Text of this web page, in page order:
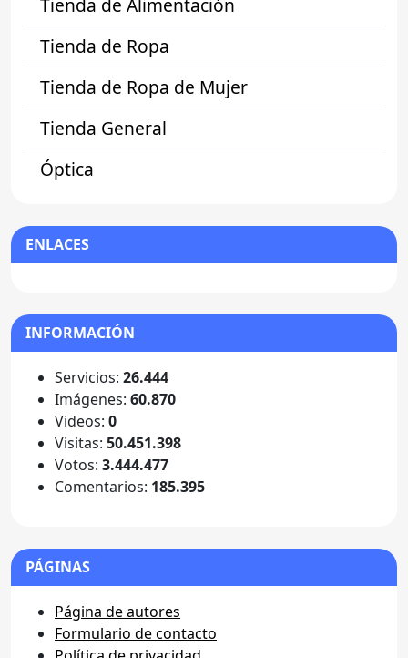
Tienda de Ropa
Tienda de Ropa de Mujer
Tienda General
Óptica
ENLACES
INFORMACIÓN
Servicios: 26.444
Imágenes: 60.870
Videos: 0
Visitas: 50.451.398
Votos: 3.444.477
Comentarios: 185.395
PÁGINAS
Página de autores
Formulario de contacto